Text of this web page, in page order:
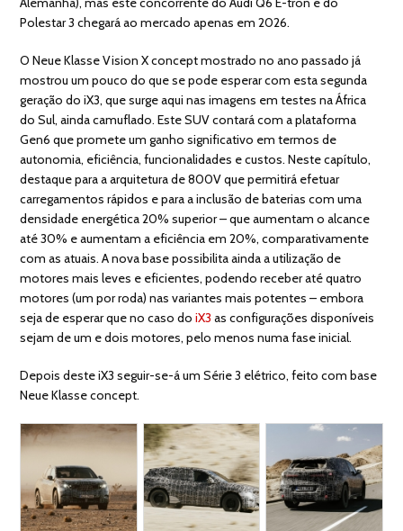
Polestar 3 chegará ao mercado apenas em 2026.
O Neue Klasse Vision X concept mostrado no ano passado já
mostrou um pouco do que se pode esperar com esta segunda
geração do iX3, que surge aqui nas imagens em testes na África
do Sul, ainda camuflado. Este SUV contará com a plataforma
Gen6 que promete um ganho significativo em termos de
autonomia, eficiência, funcionalidades e custos. Neste capítulo,
destaque para a arquitetura de 800V que permitirá efetuar
carregamentos rápidos e para a inclusão de baterias com uma
densidade energética 20% superior – que aumentam o alcance
até 30% e aumentam a eficiência em 20%, comparativamente
com as atuais. A nova base possibilita ainda a utilização de
motores mais leves e eficientes, podendo receber até quatro
motores (um por roda) nas variantes mais potentes – embora
seja de esperar que no caso doiX3 as configurações disponíveis
sejam de um e dois motores, pelo menos numa fase inicial.
Depois deste iX3 seguir-se-á um Série 3 elétrico, feito com base
Neue Klasse concept.